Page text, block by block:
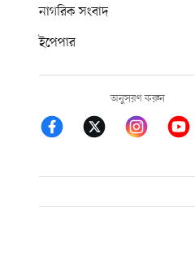
নাগরিক সংবাদ
ইপেপার
অনুসরণ করুন